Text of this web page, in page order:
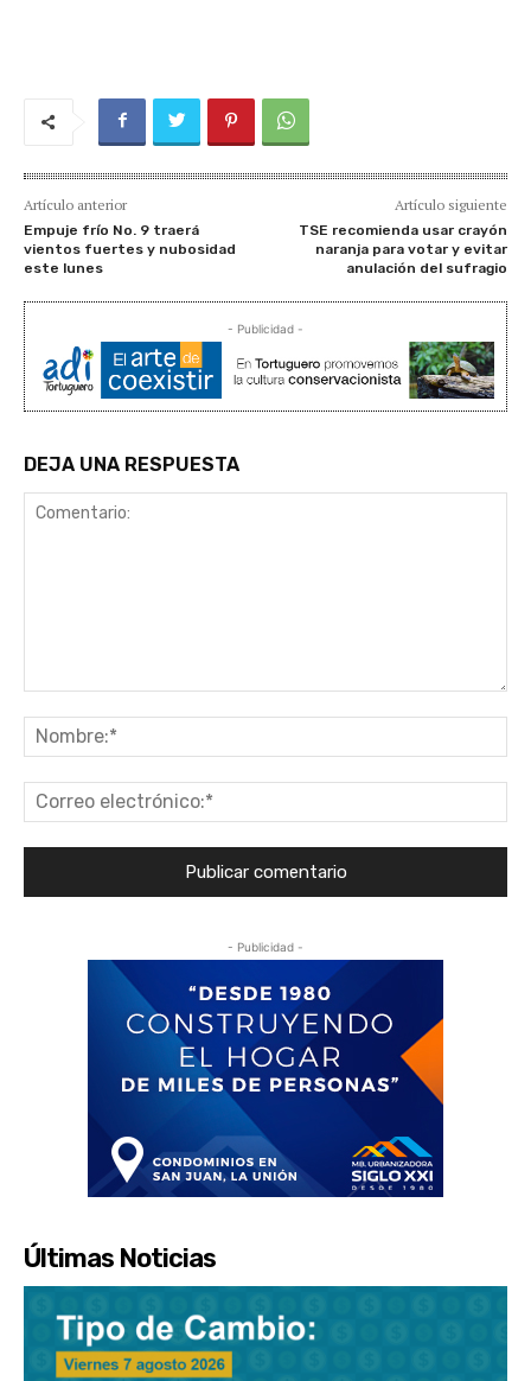
Artículo anterior
Empuje frío No. 9 traerá
vientos fuertes y nubosidad
este lunes
Artículo siguiente
TSE recomienda usar crayón
naranja para votar y evitar
anulación del sufragio
- Publicidad -
DEJA UNA RESPUESTA
- Publicidad -
Últimas Noticias